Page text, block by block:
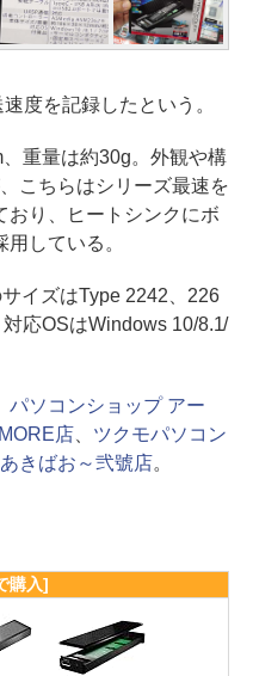
度を記録したという。
重量は約30g。外観や構
こちらはシリーズ最速を
おり、ヒートシンクにボ
している。
イズはType 2242、226
応OSはWindows 10/8.1/
パソコンショップ アー
店、 ツクモパソコン
あきばお～弐號店。
購入]